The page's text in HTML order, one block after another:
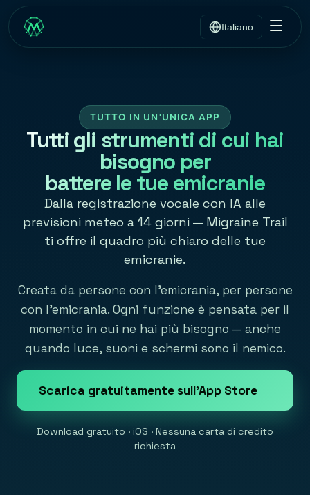
Italiano
TUTTO IN UN'UNICA APP
Tutti gli strumenti di cui hai
bisogno per
battere le tue emicranie
Dalla registrazione vocale con IA alle
previsioni meteo a 14 giorni — Migraine Trail
ti offre il quadro più chiaro delle tue
emicranie.
Creata da persone con l'emicrania, per persone
con l'emicrania. Ogni funzione è pensata per il
momento in cui ne hai più bisogno — anche
quando luce, suoni e schermi sono il nemico.
Scarica gratuitamente sull'App Store
Download gratuito · iOS · Nessuna carta di credito
richiesta